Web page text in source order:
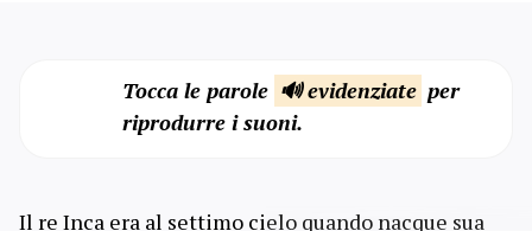
Tocca le parole 🔊 evidenziate per
riprodurre i suoni.
Il re Inca era al settimo cielo quando nacque sua